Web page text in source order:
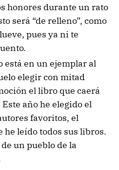
honores durante un rato
será “de relleno”, como
pues ya ni te
en un ejemplar al
elegir con mitad
el libro que caerá
año he elegido el
favoritos, el
leído todos sus libros.
un pueblo de la